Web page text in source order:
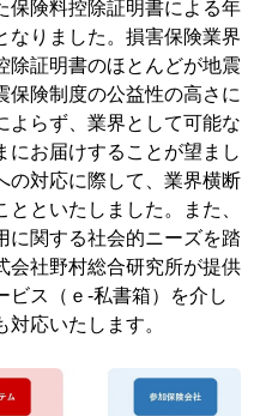
保険料控除証明書による年
なりました。損害保険業界
除証明書のほとんどが地震
保険制度の公益性の高さに
よらず、業界として可能な
にお届けすることが望まし
の対応に際して、業界横断
といたしました。また、
関する社会的ニーズを踏
会社野村総合研究所が提供
ビス（ｅ-私書箱）を介し
応いたします。